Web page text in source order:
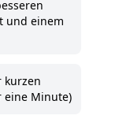
und einem
kurzen
eine Minute)